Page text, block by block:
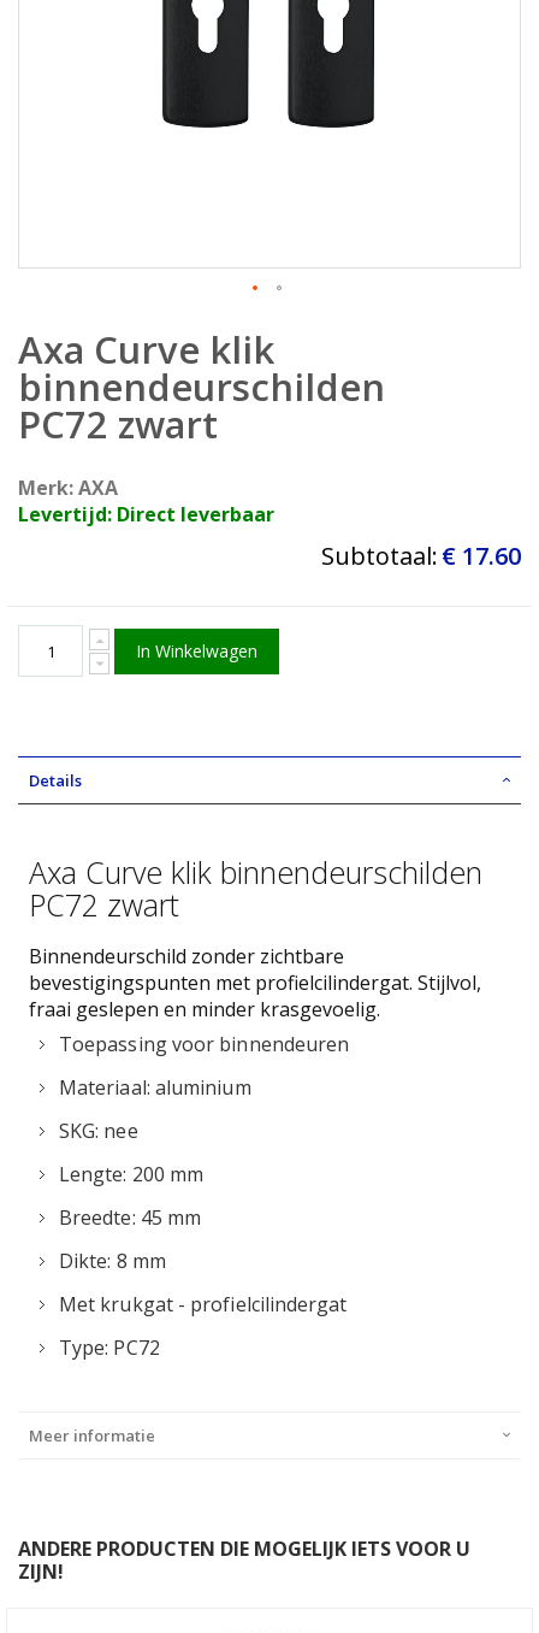
naar
het
begin
van
afbeeldingen-
gallerij
Axa Curve klik
binnendeurschilden
PC72 zwart
Merk: AXA
Levertijd: Direct leverbaar
Subtotaal:€ 17.60
In Winkelwagen
Details
Axa Curve klik binnendeurschilden
PC72 zwart
Binnendeurschild zonder zichtbare
bevestigingspunten met profielcilindergat. Stijlvol,
fraai geslepen en minder krasgevoelig.
Toepassing voor binnendeuren
Materiaal: aluminium
SKG: nee
Lengte: 200 mm
Breedte: 45 mm
Dikte: 8 mm
Met krukgat - profielcilindergat
Type: PC72
Meer informatie
ANDERE PRODUCTEN DIE MOGELIJK IETS VOOR U
ZIJN!